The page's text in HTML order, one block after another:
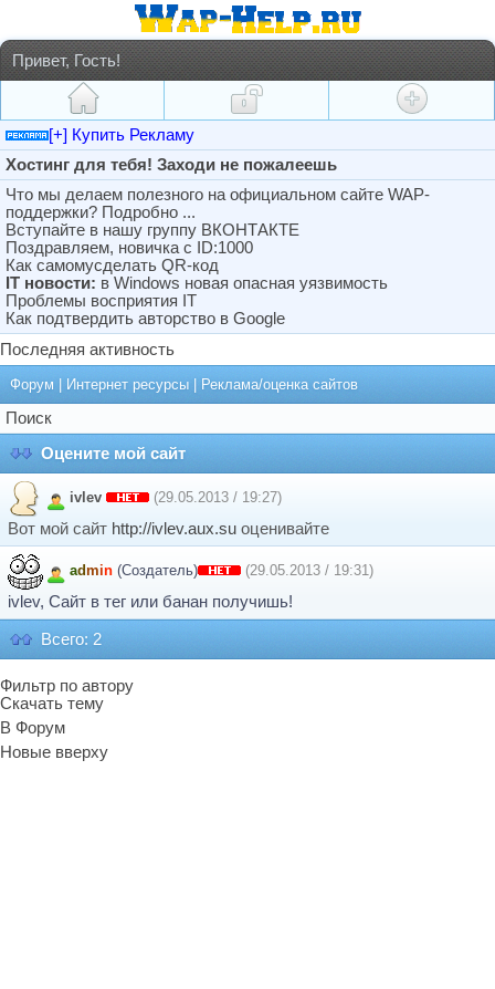
Привет, Гость!
[+] Купить Рекламу
Хостинг для тебя! Заходи не пожалеешь
Что мы делаем полезного на официальном сайте WAP-
поддержки? Подробно ...
Вступайте в нашу группу ВКОНТАКТЕ
Поздравляем, новичка с ID:1000
Как самомусделать QR-код
IT новости: в Windows новая опасная уязвимость
Проблемы восприятия IT
Как подтвердить авторство в Google
Последняя активность
Форум Интернет ресурсы Реклама/оценка сайтов
Поиск
Оцените мой сайт
ivlev (29.05.2013 / 19:27)
Вот мой сайт http://ivlev.aux.su оценивайте
admin (Создатель) (29.05.2013 / 19:31)
ivlev, Сайт в тег или банан получишь!
Всего: 2
Фильтр по автору
Скачать тему
В Форум
Новые вверху